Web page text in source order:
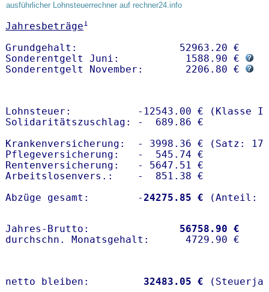
ausführlicher Lohnsteuerrechner auf rechner24.info
Jahresbeträge1
Grundgehalt:                 52963.20 €
Sonderentgelt Juni:           1588.90 €
Sonderentgelt November:       2206.80 €
Lohnsteuer:           -12543.00 € (Klasse I)
Solidaritätszuschlag: -  689.86 €
Krankenversicherung:  - 3998.36 € (Satz:
Pflegeversicherung:   -  545.74 €
Rentenversicherung:   - 5647.51 €
Arbeitslosenvers.:    -  851.38 €
Abzüge gesamt:        -24275.85 €
Jahres-Brutto: 56758.90 €
netto bleiben: 32483.05 €